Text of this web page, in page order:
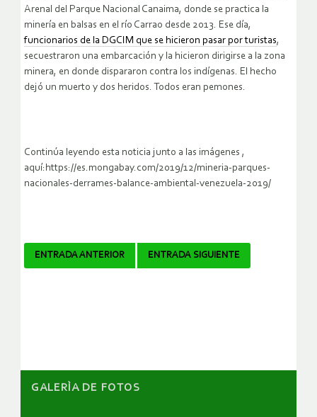
Arenal del Parque Nacional Canaima, donde se practica la
minería en balsas en el río Carrao desde 2013. Ese día,
funcionarios de la DGCIM que se hicieron pasar por turistas,
secuestraron una embarcación y la hicieron dirigirse a la zona
minera, en donde dispararon contra los indígenas. El hecho
dejó un muerto y dos heridos. Todos eran pemones.
Continúa leyendo esta noticia junto a las imágenes ,
aquí:https://es.mongabay.com/2019/12/mineria-parques-
nacionales-derrames-balance-ambiental-venezuela-2019/
Navegador
ENTRADA ANTERIOR ENTRADA SIGUIENTE
GALERÌA DE FOTOS